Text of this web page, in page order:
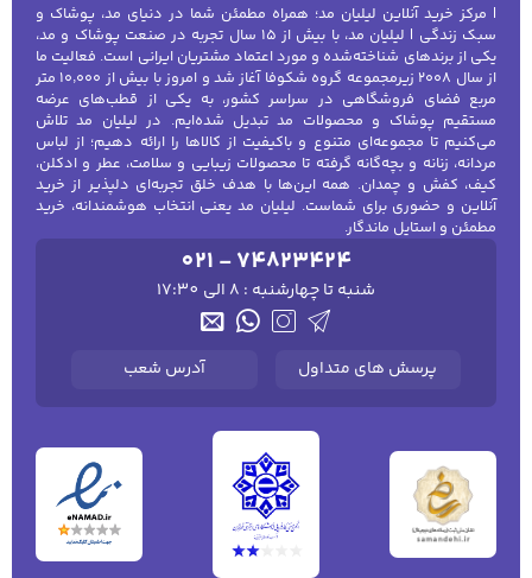
| مرکز خرید آنلاین لیلیان مد؛ همراه مطمئن شما در دنیای مد، پوشاک و
سبک زندگی | لیلیان مد، با بیش از ۱۵ سال تجربه در صنعت پوشاک و مد،
یکی از برندهای شناخته‌شده و مورد اعتماد مشتریان ایرانی است. فعالیت ما
از سال ۲۰۰۸ زیرمجموعه گروه شکوفا آغاز شد و امروز با بیش از ۱۰٬۰۰۰ متر
مربع فضای فروشگاهی در سراسر کشور، به یکی از قطب‌های عرضه
مستقیم پوشاک و محصولات مد تبدیل شده‌ایم. در لیلیان مد تلاش
می‌کنیم تا مجموعه‌ای متنوع و باکیفیت از کالاها را ارائه دهیم؛ از لباس
مردانه، زنانه و بچه‌گانه گرفته تا محصولات زیبایی و سلامت، عطر و ادکلن،
کیف، کفش و چمدان. همه این‌ها با هدف خلق تجربه‌ای دلپذیر از خرید
آنلاین و حضوری برای شماست. لیلیان مد یعنی انتخاب هوشمندانه، خرید
مطمئن و استایل ماندگار.
021 - 74823424
شنبه تا چهارشنبه : 8 الی 17:30
پرسش های متداول آدرس شعب